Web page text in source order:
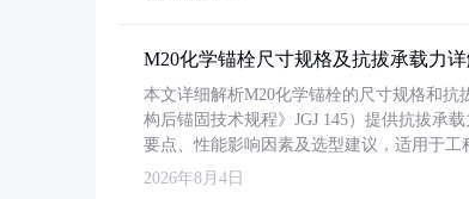
M20化学锚栓尺寸规格及抗拔承载力
本文详细解析M20化学锚栓的尺寸规格和
构后锚固技术规程》JGJ 145）提供抗拔承
要点、性能影响因素及选型建议，适用于工
2026年8月4日